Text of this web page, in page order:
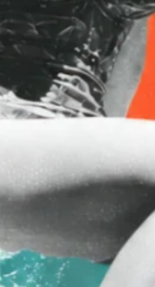
e ispirazioni pensate per